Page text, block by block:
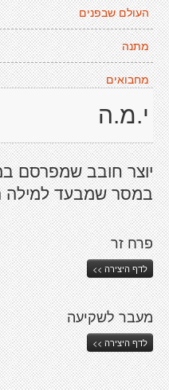
העולם שבפנים
מתנה
מחבואים
י.מ.ה
יוצר חובב שמפרסם
במסר שמבעד למילה
פרח זר
לדף היצירה >>
מעבר לשקיעה
לדף היצירה >>